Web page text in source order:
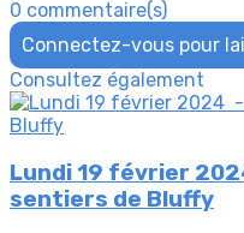
0 commentaire(s)
Connectez-vous pour
Consultez également
Lundi 19 février
sentiers de Bluffy